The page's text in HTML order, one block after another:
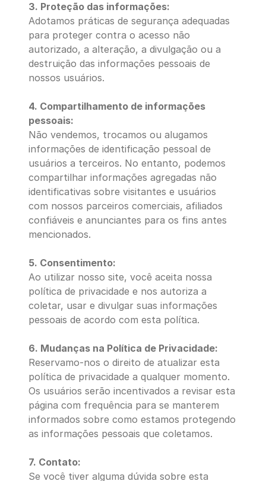
3. Proteção das informações:
Adotamos práticas de segurança adequadas
para proteger contra o acesso não
autorizado, a alteração, a divulgação ou a
destruição das informações pessoais de
nossos usuários.
4. Compartilhamento de informações
pessoais:
Não vendemos, trocamos ou alugamos
informações de identificação pessoal de
usuários a terceiros. No entanto, podemos
compartilhar informações agregadas não
identificativas sobre visitantes e usuários
com nossos parceiros comerciais, afiliados
confiáveis e anunciantes para os fins antes
mencionados.
5. Consentimento:
Ao utilizar nosso site, você aceita nossa
política de privacidade e nos autoriza a
coletar, usar e divulgar suas informações
pessoais de acordo com esta política.
6. Mudanças na Política de Privacidade:
Reservamo-nos o direito de atualizar esta
política de privacidade a qualquer momento.
Os usuários serão incentivados a revisar esta
página com frequência para se manterem
informados sobre como estamos protegendo
as informações pessoais que coletamos.
7. Contato:
Se você tiver alguma dúvida sobre esta